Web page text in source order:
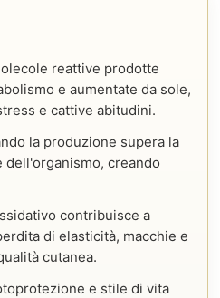
reattive prodotte
e aumentate da sole,
e cattive abitudini.
la produzione supera la
dell'organismo, creando
contribuisce a
di elasticità, macchie e
cutanea.
e stile di vita